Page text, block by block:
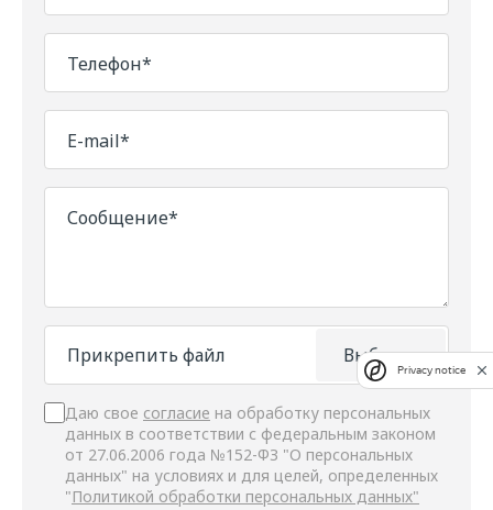
Телефон*
E-mail*
Сообщение*
Выбрать
Прикрепить файл
Даю свое согласие на обработку персональных
данных в соответствии с федеральным законом
от 27.06.2006 года №152-ФЗ "О персональных
данных" на условиях и для целей, определенных
"Политикой обработки персональных данных"
Privacy notice